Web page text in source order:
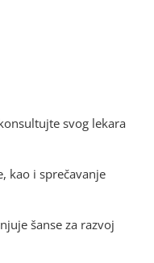
svog lekara
kao i sprečavanje
šanse za razvoj